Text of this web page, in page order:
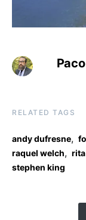
RELATED TAGS
andy dufresne,
raquel welch,
stephen king